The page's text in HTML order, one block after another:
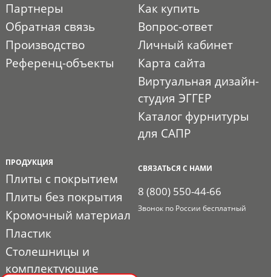
Партнеры
Обратная связь
Производство
Референц-объекты
Как купить
Вопрос-ответ
Личный кабинет
Карта сайта
Виртуальная дизайн-
студия ЭГГЕР
Каталог фурнитуры
для САПР
ПРОДУКЦИЯ
Плиты с покрытием
Плиты без покрытия
Кромочный материал
Пластик
Столешницы и
комплектующие
СВЯЗАТЬСЯ С НАМИ
8 (800) 550-44-66
Звонок по России бесплатный